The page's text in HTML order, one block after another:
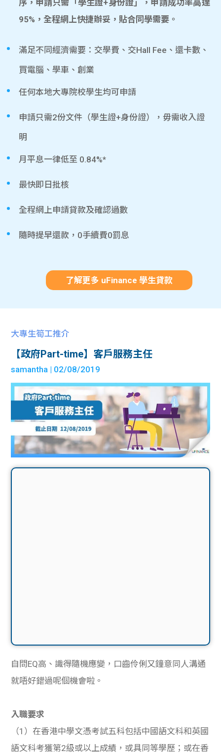
序，申請只需「學生證+身份證」，申請成功率高達
95%，全程網上快捷辦妥，貼合同學需要。
滿足不同經濟需要：交學費、交Hall Fee、還卡數、
買電腦、學車、創業
任何本地大專院校學生均可申請
申請只需2份文件（學生證+身份證），毋需收入證
明
月平息一律低至 0.84%*
最快即日批核
全程網上申請貸款及確認過數
隨時提早還款，0手續費0罰息
了解更多 uFinance 學生貸款
大專生筍工推介
【政府Part-time】客戶服務主任
samantha | 02/08/2019
自問EQ高、識得隨機應變，口齒伶俐又鐘意同人溝通
就唔好錯過呢個機會啦。
入職要求
（1）在香港中學文憑考試五科包括中國語文科和英國
語文科考獲第2級或以上成績，或具同等學歷；或在香